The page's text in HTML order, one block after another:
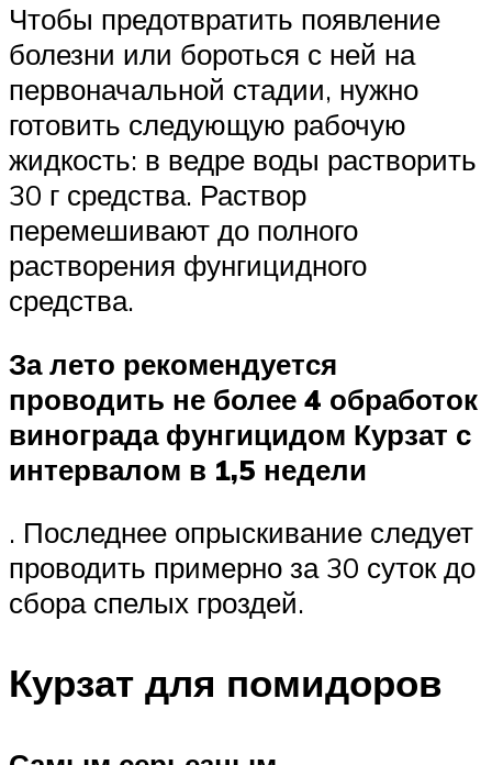
Чтобы предотвратить появление
болезни или бороться с ней на
первоначальной стадии, нужно
готовить следующую рабочую
жидкость: в ведре воды растворить
30 г средства. Раствор
перемешивают до полного
растворения фунгицидного
средства.
За лето рекомендуется
проводить не более 4 обработок
винограда фунгицидом Курзат с
интервалом в 1,5 недели
. Последнее опрыскивание следует
проводить примерно за 30 суток до
сбора спелых гроздей.
Курзат для помидоров